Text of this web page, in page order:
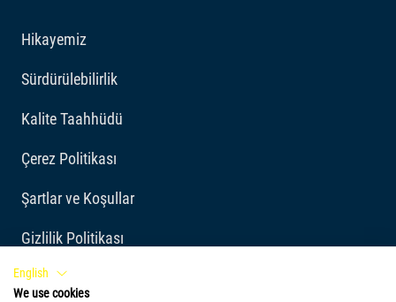
Hikayemiz
Sürdürülebilirlik
Kalite Taahhüdü
Çerez Politikası
Şartlar ve Koşullar
Gizlilik Politikası
Kalite Gereklilikleri
English
We use cookies